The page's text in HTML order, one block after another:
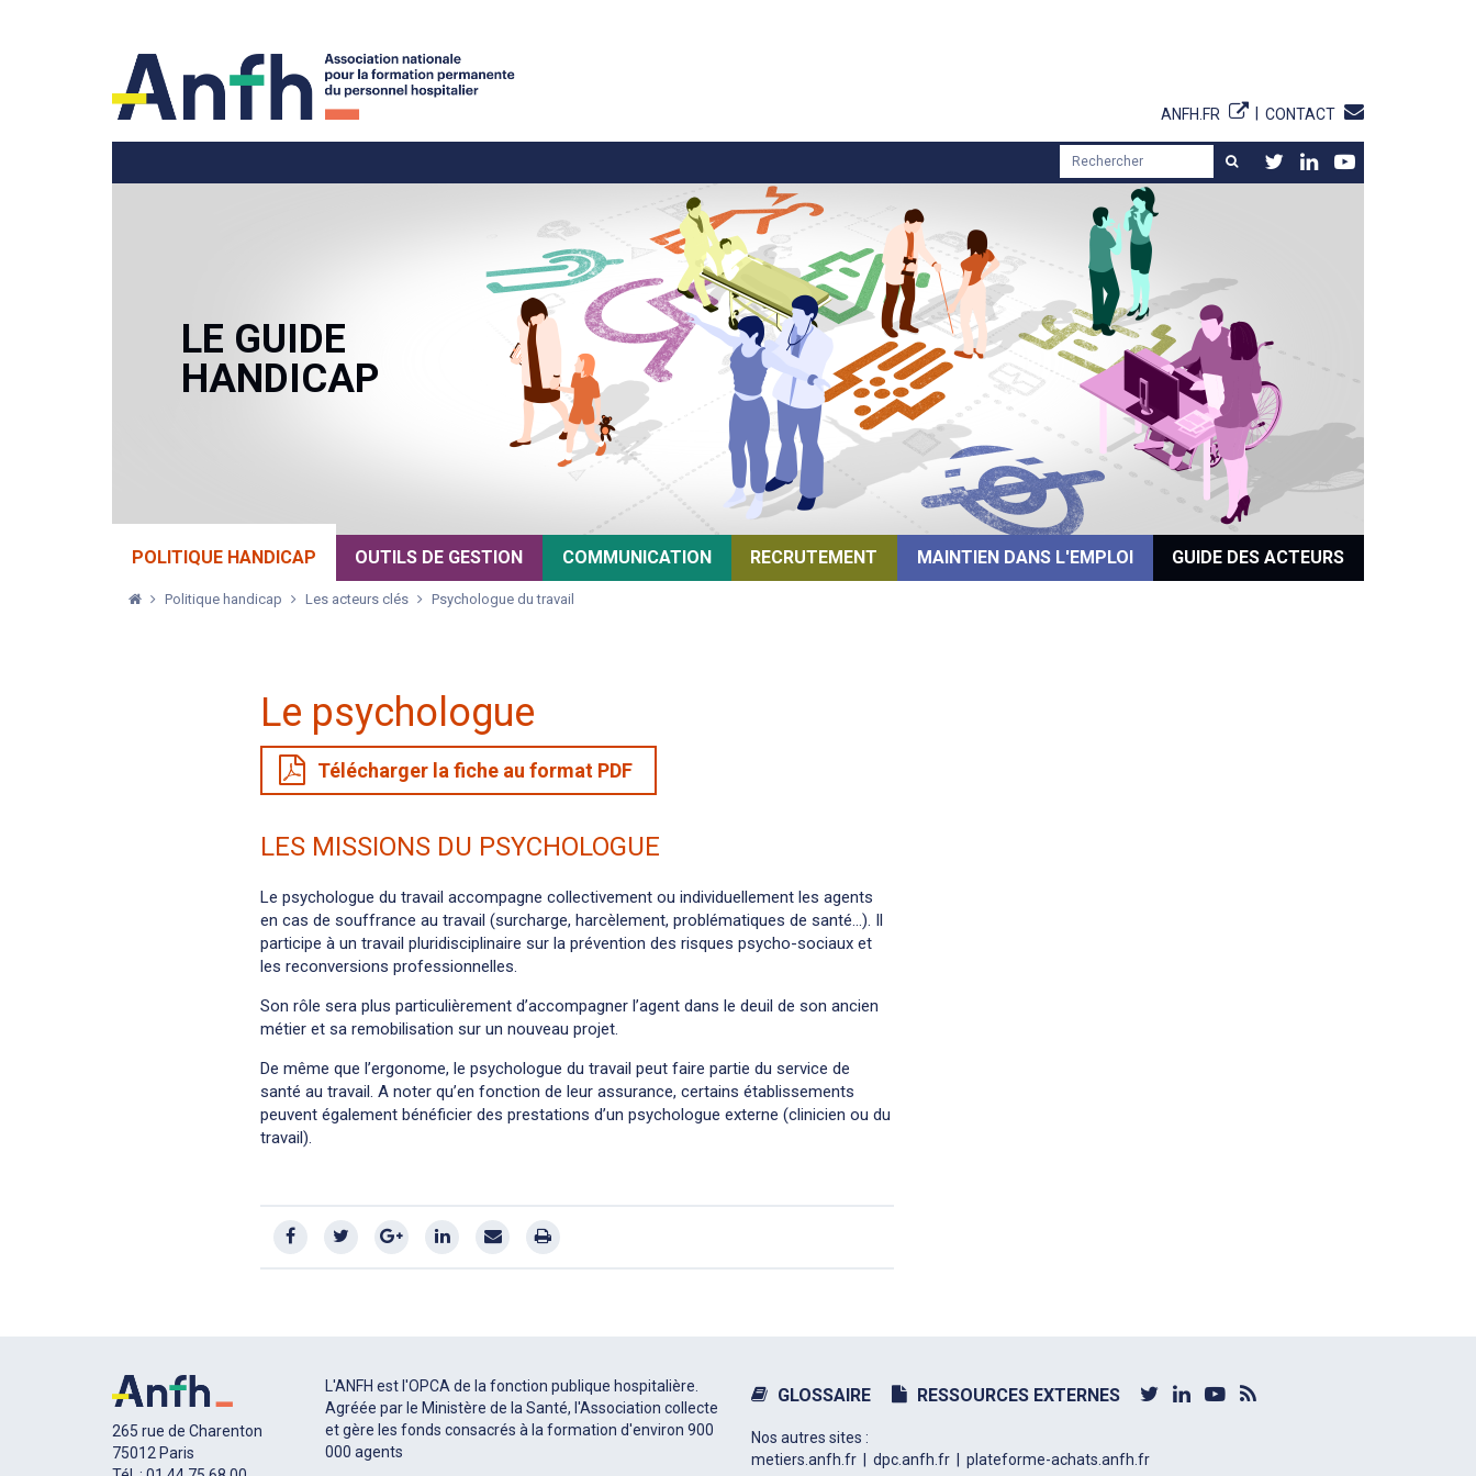
ANFH.FR CONTACT
LE GUIDE
HANDICAP
POLITIQUE HANDICAP OUTILS DE GESTION COMMUNICATION RECRUTEMENT MAINTIEN DANS L'EMPLOI GUIDE DES ACTEURS
Politique handicap Les acteurs clés Psychologue du travail
Le psychologue
Télécharger la fiche au format PDF
LES MISSIONS DU PSYCHOLOGUE
Le psychologue du travail accompagne collectivement ou individuellement les agents
en cas de souffrance au travail (surcharge, harcèlement, problématiques de santé…). Il
participe à un travail pluridisciplinaire sur la prévention des risques psycho-sociaux et
les reconversions professionnelles.
Son rôle sera plus particulièrement d’accompagner l’agent dans le deuil de son ancien
métier et sa remobilisation sur un nouveau projet.
De même que l’ergonome, le psychologue du travail peut faire partie du service de
santé au travail. A noter qu’en fonction de leur assurance, certains établissements
peuvent également bénéficier des prestations d’un psychologue externe (clinicien ou du
travail).
265 rue de Charenton
75012 Paris
L'ANFH est l'OPCA de la fonction publique hospitalière.
Agréée par le Ministère de la Santé, l'Association collecte
et gère les fonds consacrés à la formation d'environ 900
000 agents
GLOSSAIRE RESSOURCES EXTERNES
Nos autres sites :
metiers.anfh.fr
dpc.anfh.fr plateforme-achats.anfh.fr